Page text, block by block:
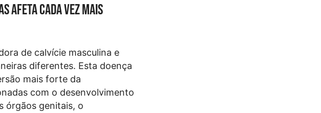
afeta cada vez mais
de calvície masculina e
diferentes. Esta doença
mais forte da
com o desenvolvimento
órgãos genitais, o